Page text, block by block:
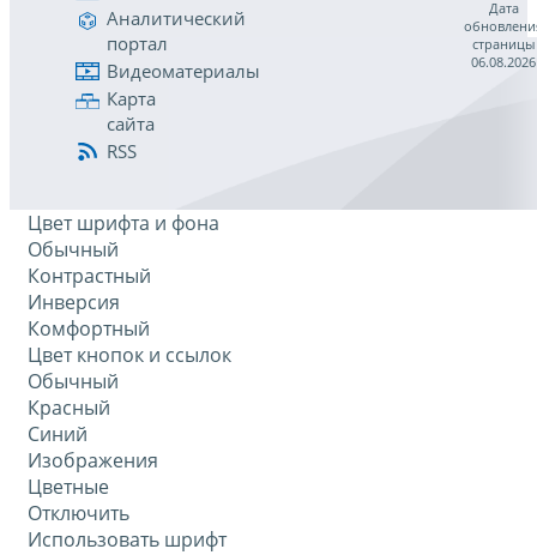
Аналитический
портал
Видеоматериалы
Карта
сайта
RSS
Дата
страницы
06.08.2026
Цвет шрифта и фона
Обычный
Контрастный
Инверсия
Комфортный
Цвет кнопок и ссылок
Обычный
Красный
Синий
Изображения
Цветные
Отключить
Использовать шрифт